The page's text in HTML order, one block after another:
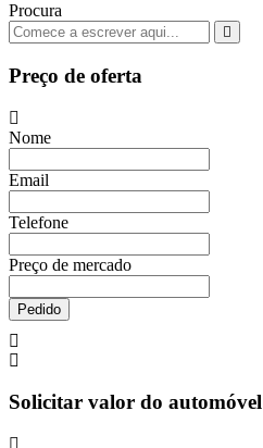
Procura
Preço de oferta
Nome
Email
Telefone
Preço de mercado
Pedido
Solicitar valor do automóvel